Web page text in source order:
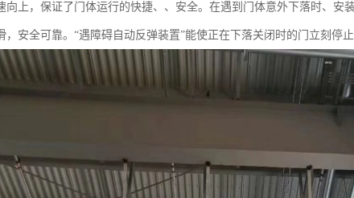
向上，保证了门体运行的快捷、、安全。在遇到门体意外下落时、安
，安全可靠。“遇障碍自动反弹装置”能使正在下落关闭时的门立刻停